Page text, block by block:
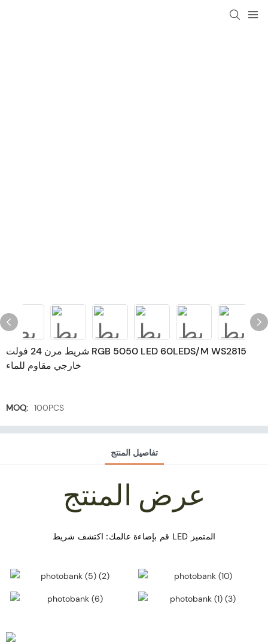
شريط مرن 24 فولت RGB 5050 LED 60LEDS/M WS2815
خارجي مقاوم للماء
MOQ: 100PCS
تفاصيل المنتج
عرض المنتج